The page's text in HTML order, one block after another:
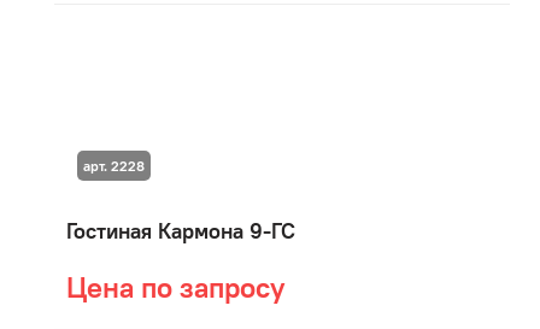
Гостиная Кармона 9-ГС
Цена по запросу
арт. 2228